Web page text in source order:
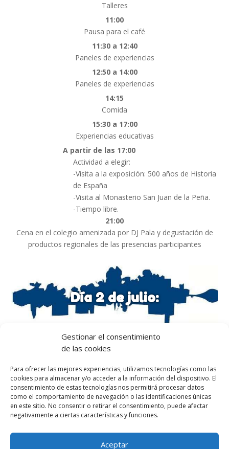
Gestionar el consentimiento
de las cookies
Para ofrecer las mejores experiencias, utilizamos tecnologías como las
cookies para almacenar y/o acceder a la información del dispositivo. El
consentimiento de estas tecnologías nos permitirá procesar datos
como el comportamiento de navegación o las identificaciones únicas
en este sitio. No consentir o retirar el consentimiento, puede afectar
negativamente a ciertas características y funciones.
Aceptar
Talleres
11:00
Pausa para el café
11:30 a 12:40
Paneles de experiencias
12:50 a 14:00
Paneles de experiencias
14:15
Comida
15:30 a 17:00
Experiencias educativas
A partir de las 17:00
Actividad a elegir:
-Visita a la exposición: 500 años de Historia
de España
-Visita al Monasterio San Juan de la Peña.
-Tiempo libre.
21:00
Cena en el colegio amenizada por DJ Pala y degustación de
productos regionales de las presencias participantes
Día 2 de julio:
06:00
Subida a la Peña Oroel
Talleres
11:00 a 11:30
Pausa para el café
11:30 a 12:40